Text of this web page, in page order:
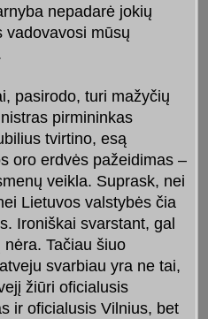
nepadarė jokių
vadovavosi mūsų
pasirodo, turi mažyčių
pirmininkas
tvirtino, esą
oro erdvės pažeidimas –
veikla. Suprask, nei
Lietuvos valstybės čia
Ironiškai svarstant, gal
nėra. Tačiau šiuo
svarbiau yra ne tai,
žiūri oficialusis
ir oficialusis Vilnius, bet